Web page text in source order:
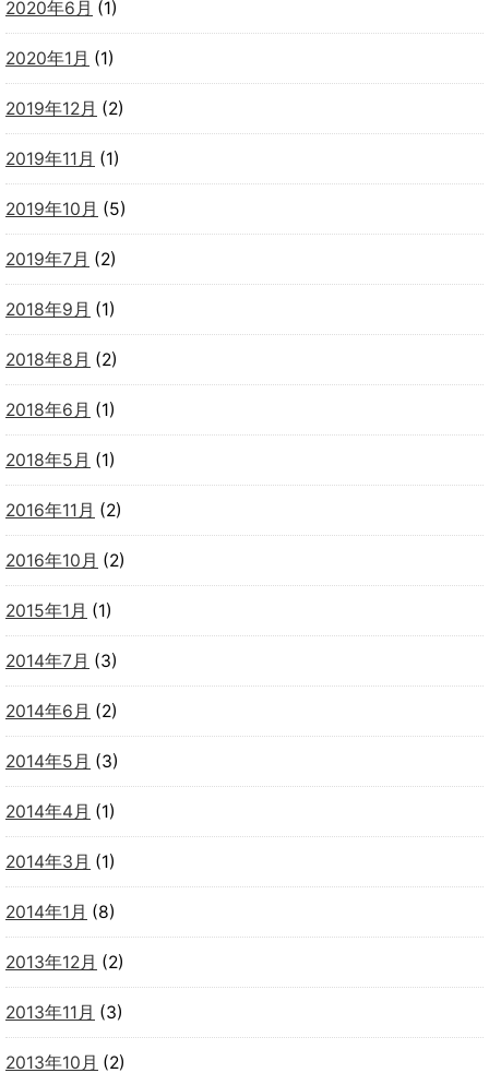
2020年6月 (1)
2020年1月 (1)
2019年12月 (2)
2019年11月 (1)
2019年10月 (5)
2019年7月 (2)
2018年9月 (1)
2018年8月 (2)
2018年6月 (1)
2018年5月 (1)
2016年11月 (2)
2016年10月 (2)
2015年1月 (1)
2014年7月 (3)
2014年6月 (2)
2014年5月 (3)
2014年4月 (1)
2014年3月 (1)
2014年1月 (8)
2013年12月 (2)
2013年11月 (3)
2013年10月 (2)